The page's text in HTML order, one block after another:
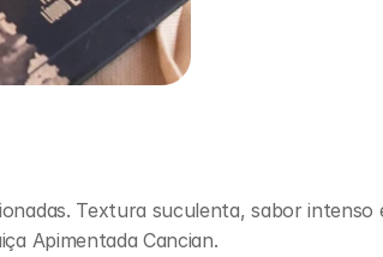
Textura suculenta, sabor
Apimentada Cancian.